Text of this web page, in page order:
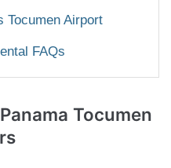
Tocumen Airport
FAQs
Tocumen